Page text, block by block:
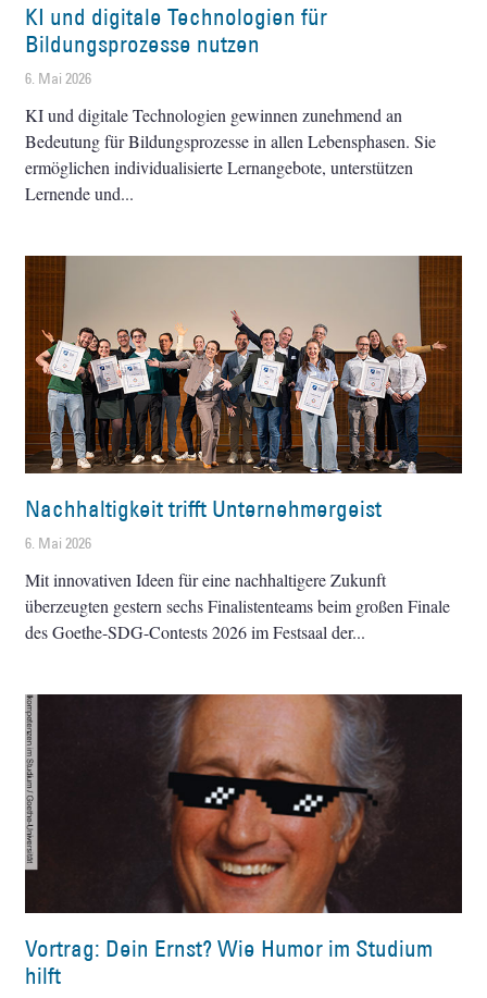
KI und digitale Technologien für
Bildungsprozesse nutzen
6. Mai 2026
KI und digitale Technologien gewinnen zunehmend an
Bedeutung für Bildungsprozesse in allen Lebensphasen. Sie
ermöglichen individualisierte Lernangebote, unterstützen
Lernende und
Nachhaltigkeit trifft Unternehmergeist
6. Mai 2026
Mit innovativen Ideen für eine nachhaltigere Zukunft
überzeugten gestern sechs Finalistenteams beim großen Finale
des Goethe-SDG-Contests 2026 im Festsaal der
Vortrag: Dein Ernst? Wie Humor im Studium
hilft